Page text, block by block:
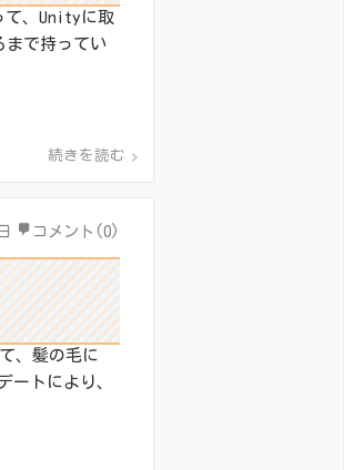
て、Unityに取
まで持ってい
続きを読む
コメント(0)
、髪の毛に
トにより、